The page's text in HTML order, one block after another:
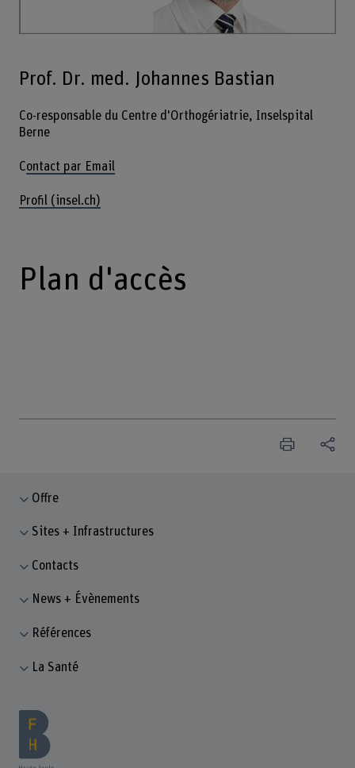
Prof. Dr. med. Johannes Bastian
Co-responsable du Centre d'Orthogériatrie, Inselspital
Berne
Contact par Email
Profil (insel.ch)
Plan d'accès
Offre
Sites + Infrastructures
Contacts
News + Évènements
Références
La Santé